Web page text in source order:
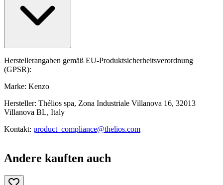
Herstellerangaben gemäß EU-Produktsicherheitsverordnung
(GPSR):
Marke: Kenzo
Hersteller: Thélios spa, Zona Industriale Villanova 16, 32013
Villanova BL, Italy
Kontakt: product_compliance@thelios.com
Andere kauften auch